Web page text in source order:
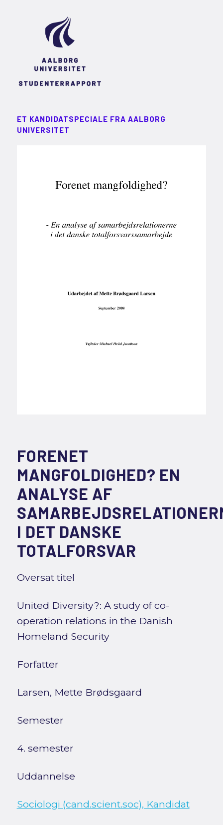
ET KANDIDATSPECIALE FRA AALBORG
UNIVERSITET
FORENET
MANGFOLDIGHED? EN
ANALYSE AF
I DET DANSKE
TOTALFORSVAR
Oversat titel
United Diversity?: A study of co-
operation relations in the Danish
Homeland Security
Forfatter
Larsen, Mette Brødsgaard
Semester
4. semester
Uddannelse
Sociologi (cand.scient.soc), Kandidat